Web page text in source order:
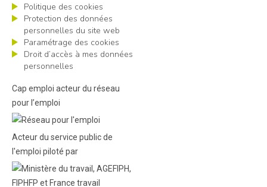
Politique des cookies
Protection des données
personnelles du site web
Paramétrage des cookies
Droit d’accès à mes données
personnelles
Cap emploi acteur du réseau
pour l’emploi
Acteur du service public de
l'emploi piloté par